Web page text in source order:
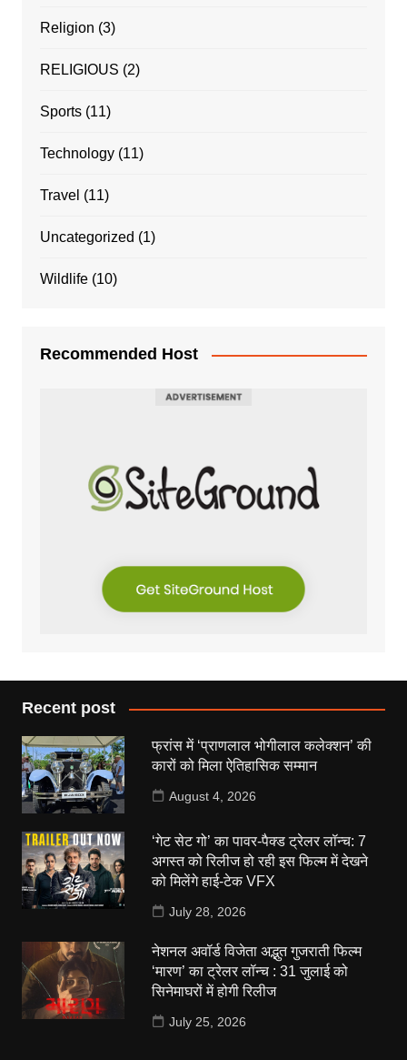
Religion (3)
RELIGIOUS (2)
Sports(11)
Technology(11)
Travel (11)
Uncategorized (1)
Wildlife(10)
Recommended Host
Recent post
फ्रांस में ‘प्राणलाल भोगीलाल कलेक्शन’ की
कारों को मिला ऐतिहासिक सम्मान
August 4, 2026
‘गेट सेट गो’ का पावर-पैक्ड ट्रेलर लॉन्च: 7
अगस्त को रिलीज हो रही इस फिल्म में देखने
को मिलेंगे हाई-टेक VFX
July 28, 2026
नेशनल अवॉर्ड विजेता अद्भुत गुजराती फिल्म
‘मारण’ का ट्रेलर लॉन्च : 31 जुलाई को
सिनेमाघरों में होगी रिलीज
July 25, 2026